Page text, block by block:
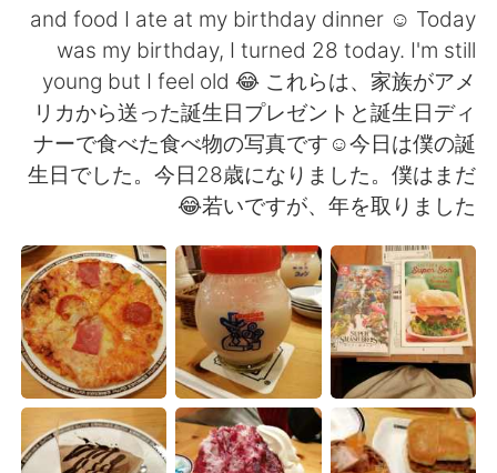
English 简体中文
繁體中文 Español
Deutsch
日本語
Русский ไทย
Indonesia Italiano
Türkçe Tiếng Việt
and food I ate at my birthday dinner ☺️ Today
was my birthday, I turned 28 today. I'm still
young but I feel old 😂 これらは、家族がアメ
リカから送った誕生日プレゼントと誕生日ディ
ナーで食べた食べ物の写真です☺️今日は僕の誕
生日でした。今日28歳になりました。僕はまだ
若いですが、年を取りました😂